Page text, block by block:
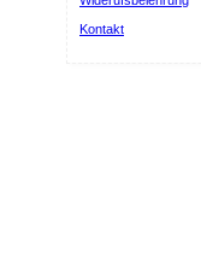
Kontakt